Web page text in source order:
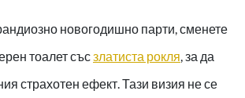
новогодишно парти, сменете
тоалет съсзлатиста рокля, за да
страхотен ефект. Тази визия не се